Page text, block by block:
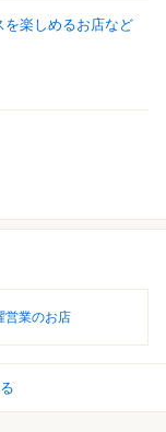
を楽しめるお店など
営業のお店